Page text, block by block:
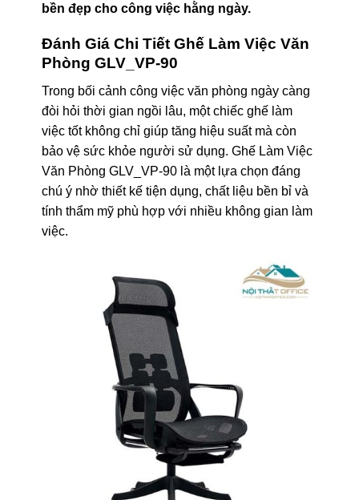
bền đẹp cho công việc hằng ngày.
Đánh Giá Chi Tiết Ghế Làm Việc Văn
Phòng GLV_VP-90
Trong bối cảnh công việc văn phòng ngày càng
đòi hỏi thời gian ngồi lâu, một chiếc ghế làm
việc tốt không chỉ giúp tăng hiệu suất mà còn
bảo vệ sức khỏe người sử dụng. Ghế Làm Việc
Văn Phòng GLV_VP-90 là một lựa chọn đáng
chú ý nhờ thiết kế tiện dụng, chất liệu bền bỉ và
tính thẩm mỹ phù hợp với nhiều không gian làm
việc.